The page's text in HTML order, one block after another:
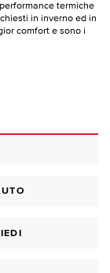
termiche
in inverno ed in
comfort e sono i